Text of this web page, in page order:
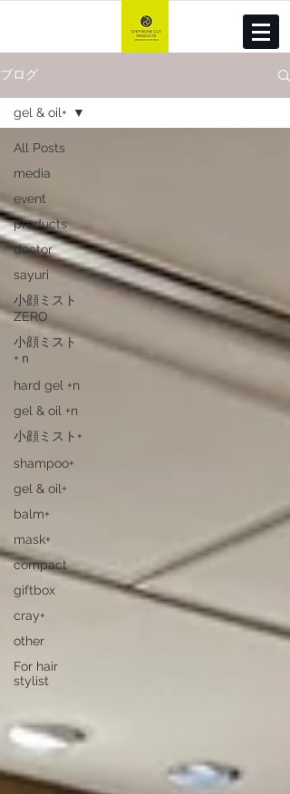
ブログ
All Posts
media
event
products
doctor
sayuri
小顔ミスト
ZERO
小顔ミスト
+ｎ
hard gel +n
gel & oil +n
小顔ミスト+
shampoo+
gel & oil+
balm+
mask+
compact
giftbox
cray+
other
For hair
stylist
gel & oil+